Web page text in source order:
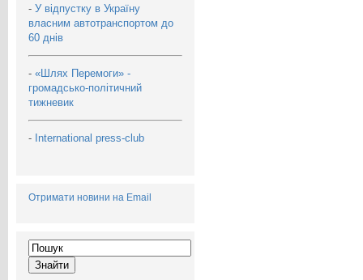
- У відпустку в Україну
власним автотранспортом до
60 днів
- «Шлях Перемоги» -
громадсько-політичний
тижневик
- International press-club
Отримати новини на Email